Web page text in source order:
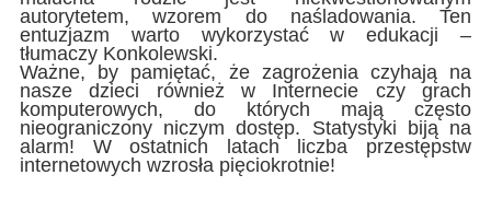
autorytetem, wzorem do naśladowania. Ten
entuzjazm warto wykorzystać w edukacji –
tłumaczy Konkolewski.
Ważne, by pamiętać, że zagrożenia czyhają na
nasze dzieci również w Internecie czy grach
komputerowych, do których mają często
nieograniczony niczym dostęp. Statystyki biją na
alarm! W ostatnich latach liczba przestępstw
internetowych wzrosła pięciokrotnie!